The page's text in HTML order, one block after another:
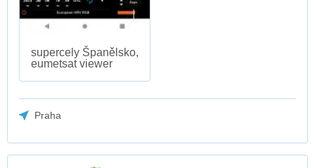
supercely Španělsko,
eumetsat viewer
Praha